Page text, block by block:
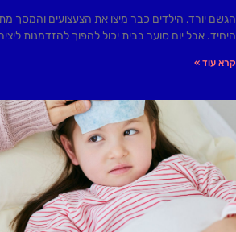
הגשם יורד, הילדים כבר מיצו את הצעצועים והמסך
היחיד. אבל יום סוער בבית יכול להפוך להזדמנות
קרא עוד »